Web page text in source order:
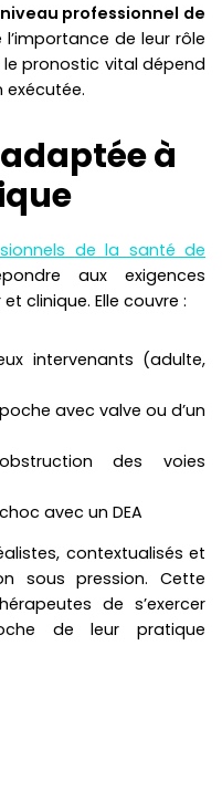
professionnel de
de leur rôle
pronostic vital dépend
exécutée.
à
de la santé de
aux exigences
clinique. Elle couvre :
intervenants (adulte,
avec valve ou d’un
des voies
avec un DEA
contextualisés et
sous pression. Cette
de s’exercer
de leur pratique